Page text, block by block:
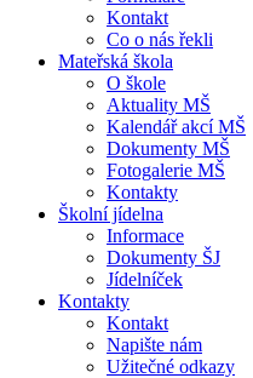
Kontakt
Co o nás řekli
Mateřská škola
O škole
Aktuality MŠ
Kalendář akcí MŠ
Dokumenty MŠ
Fotogalerie MŠ
Kontakty
Školní jídelna
Informace
Dokumenty ŠJ
Jídelníček
Kontakty
Kontakt
Napište nám
Užitečné odkazy